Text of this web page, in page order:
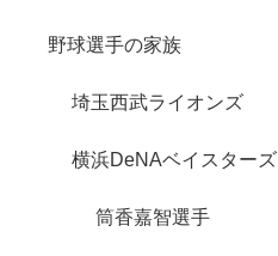
野球選手の家族
埼玉西武ライオンズ
横浜DeNAベイスターズ
筒香嘉智選手